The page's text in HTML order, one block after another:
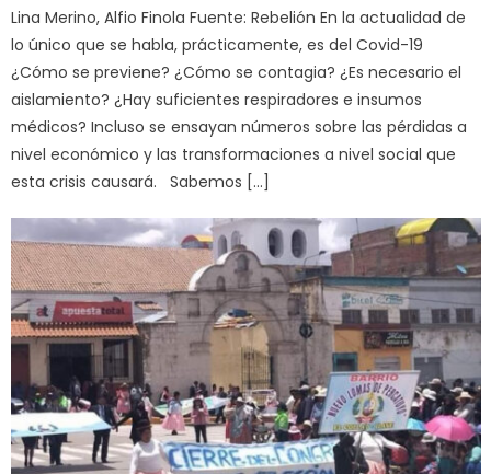
Lina Merino, Alfio Finola Fuente: Rebelión En la actualidad de
lo único que se habla, prácticamente, es del Covid-19
¿Cómo se previene? ¿Cómo se contagia? ¿Es necesario el
aislamiento? ¿Hay suficientes respiradores e insumos
médicos? Incluso se ensayan números sobre las pérdidas a
nivel económico y las transformaciones a nivel social que
esta crisis causará. Sabemos […]